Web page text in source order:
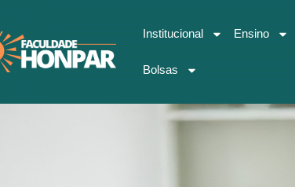
Institucional Ensino
Bolsas